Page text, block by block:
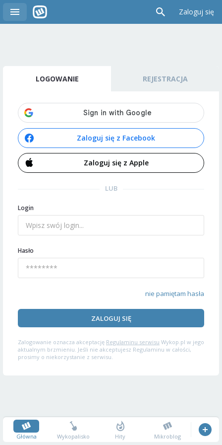
Zaloguj się
LOGOWANIE REJESTRACJA
Zaloguj się z Facebook
Zaloguj się z Apple
LUB
Login
Hasło
nie pamiętam hasła
ZALOGUJ SIĘ
Zalogowanie oznacza akceptację Regulaminu serwisu Wykop.pl w jego
aktualnym brzmieniu. Jeśli nie akceptujesz Regulaminu w całości,
prosimy o niekorzystanie z serwisu.
Główna Wykopalisko Hity Mikroblog